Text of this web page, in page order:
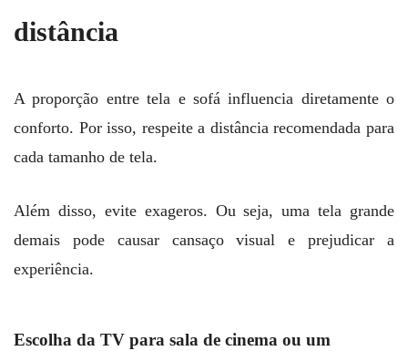
distância
A proporção entre tela e sofá influencia diretamente o
conforto. Por isso, respeite a distância recomendada para
cada tamanho de tela.
Além disso, evite exageros. Ou seja, uma tela grande
demais pode causar cansaço visual e prejudicar a
experiência.
Escolha da TV para sala de cinema ou um